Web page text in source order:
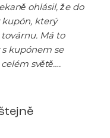
ohlásil, že do
který
Má to
kupónem se
světě….